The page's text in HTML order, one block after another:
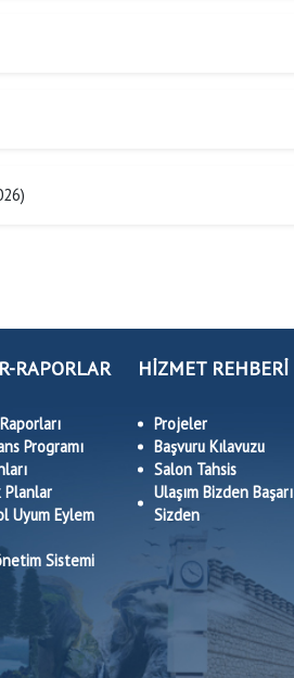
RAPORLAR
Programı
Uyum Eylem
Sistemi
HİZMET REHBERİ
Projeler
Başvuru Kılavuzu
Salon Tahsis
Ulaşım Bizden Başarı
Sizden